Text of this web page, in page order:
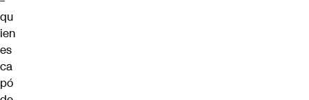
qu
ien
es
ca
pó